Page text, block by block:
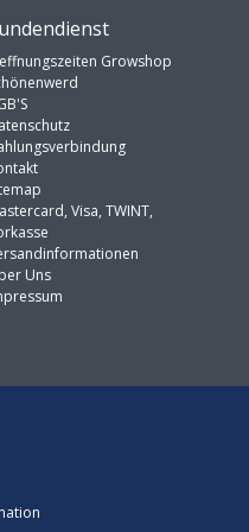
Growshop
Visa, TWINT,
Uns